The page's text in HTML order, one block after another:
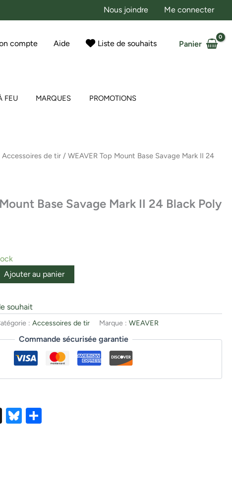
Nous joindre Me connecter
compte Aide Liste de souhaits Panier
FEU MARQUES PROMOTIONS
Accessoires de tir / WEAVER Top Mount Base Savage Mark II 24
Base Savage Mark II 24 Black Poly
Ajouter au panier
souhait
:Accessoires de tir Marque :WEAVER
Commande sécurisée garantie
X Bluesky